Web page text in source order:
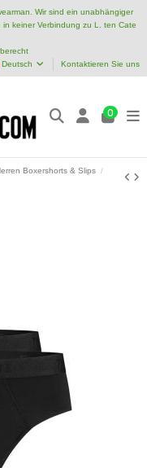
Wir sind ein unabhängiger
keiner Verbindung zu L. ten Cate
Deutsch
Kontaktieren Sie uns
0
Boxershorts & Slips